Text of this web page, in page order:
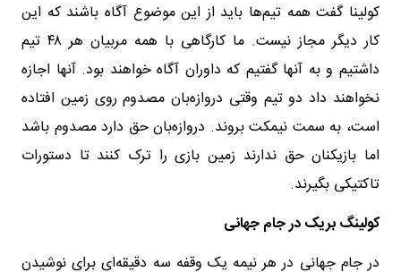
کولینا گفت همه تیم‌ها باید از این موضوع آگاه باشند که این
کار دیگر مجاز نیست. ما کارگاهی با همه مربیان هر ۴۸ تیم
داشتیم و به آنها گفتیم که داوران آگاه خواهند بود. آنها اجازه
نخواهند داد دو تیم وقتی دروازه‌بان مصدوم روی زمین افتاده
است، به سمت نیمکت بروند. دروازه‌بان حق دارد مصدوم باشد
اما بازیکنان حق ندارند زمین بازی را ترک کنند تا دستورات
تاکتیکی بگیرند.
کولینگ بریک در جام جهانی
در جام جهانی در هر نیمه یک وقفه سه دقیقه‌ای برای نوشیدن